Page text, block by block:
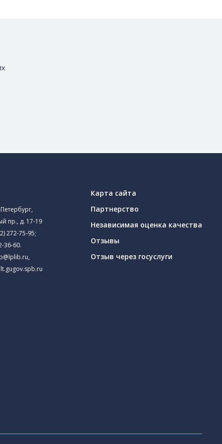
пр., д. 17-19
272-75-95;
36-60.
,
Карта сайта
Партнерство
Независимая оценка качества
Отзывы
Отзыв через госуслуги